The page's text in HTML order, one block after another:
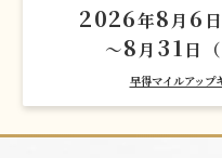
2026年8 月 6
～8 月 31 日
早得マイルアップ